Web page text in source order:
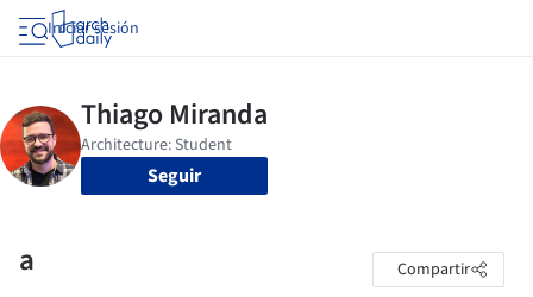
Iniciar sesión
Seguir
a Compartir